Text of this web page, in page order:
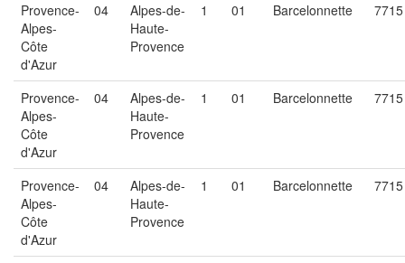
Provence-
Alpes-
Côte
d'Azur
04
Alpes-de-
Haute-
Provence
1 01 Barcelonnette 7715
Provence-
Alpes-
Côte
d'Azur
04
Alpes-de-
Haute-
Provence
1 01 Barcelonnette 7715
Provence-
Alpes-
Côte
d'Azur
04
Alpes-de-
Haute-
Provence
1 01 Barcelonnette 7715